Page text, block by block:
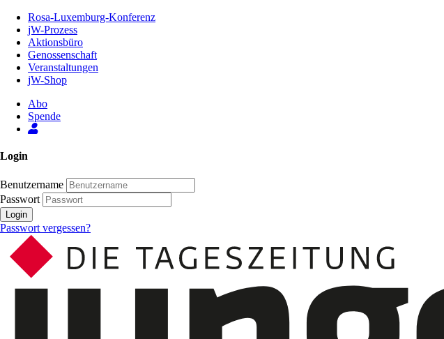
Inhalt
Seite
Rosa-Luxemburg-Konferenz
jW-Prozess
Aktionsbüro
Genossenschaft
Veranstaltungen
jW-Shop
Abo
Spende
Login
Benutzername
Passwort
Login
Passwort vergessen?